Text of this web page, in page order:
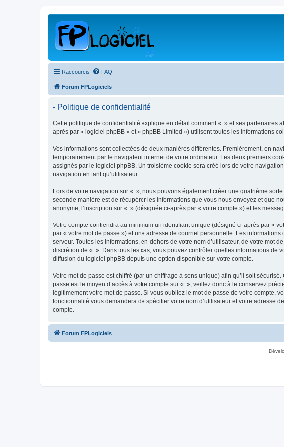
Raccourcis FAQ
Forum FPLogiciels
- Politique de confidentialité
Cette politique de confidentialité explique en détail comment « » et ses partenaires
après par « logiciel phpBB » et « phpBB Limited ») utilisent toutes les informations
Vos informations sont collectées de deux manières différentes. Premièrement, en
temporairement par le navigateur internet de votre ordinateur. Les deux premiers
assignés par le logiciel phpBB. Un troisième cookie sera créé lors de votre
navigation en tant qu’utilisateur.
Lors de votre navigation sur « », nous pouvons également créer une quatrième
seconde manière est de récupérer les informations que vous nous envoyez et que
anonyme, l’inscription sur « » (désignée ci-après par « votre compte ») et les
Votre compte contiendra au minimum un identifiant unique (désigné ci-après par «
par « votre mot de passe ») et une adresse de courriel personnelle. Les
serveur. Toutes les informations, en-dehors de votre nom d’utilisateur, de votre
discrétion de « ». Dans tous les cas, vous pouvez contrôler quelles informations de
diffusion du logiciel phpBB depuis une option disponible sur votre compte.
Votre mot de passe est chiffré (par un chiffrage à sens unique) afin qu’il soit
passe est le moyen d’accès à votre compte sur « », veillez donc à le conservez
légitimement votre mot de passe. Si vous oubliez le mot de passe de votre compte,
fonctionnalité vous demandera de spécifier votre nom d’utilisateur et votre adresse
compte.
Forum FPLogiciels